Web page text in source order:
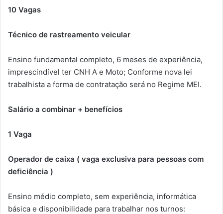
10 Vagas
Técnico de rastreamento veicular
Ensino fundamental completo, 6 meses de experiência,
imprescindível ter CNH A e Moto; Conforme nova lei
trabalhista a forma de contratação será no Regime MEI.
Salário a combinar + benefícios
1 Vaga
Operador de caixa ( vaga exclusiva para pessoas com
deficiência )
Ensino médio completo, sem experiência, informática
básica e disponibilidade para trabalhar nos turnos: